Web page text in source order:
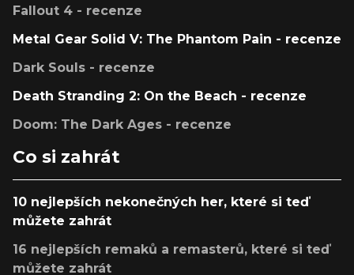
Fallout 4 - recenze
Metal Gear Solid V: The Phantom Pain - recenze
Dark Souls - recenze
Death Stranding 2: On the Beach - recenze
Doom: The Dark Ages - recenze
Co si zahrát
10 nejlepších nekonečných her, které si teď
můžete zahrát
16 nejlepších remaků a remasterů, které si teď
můžete zahrát